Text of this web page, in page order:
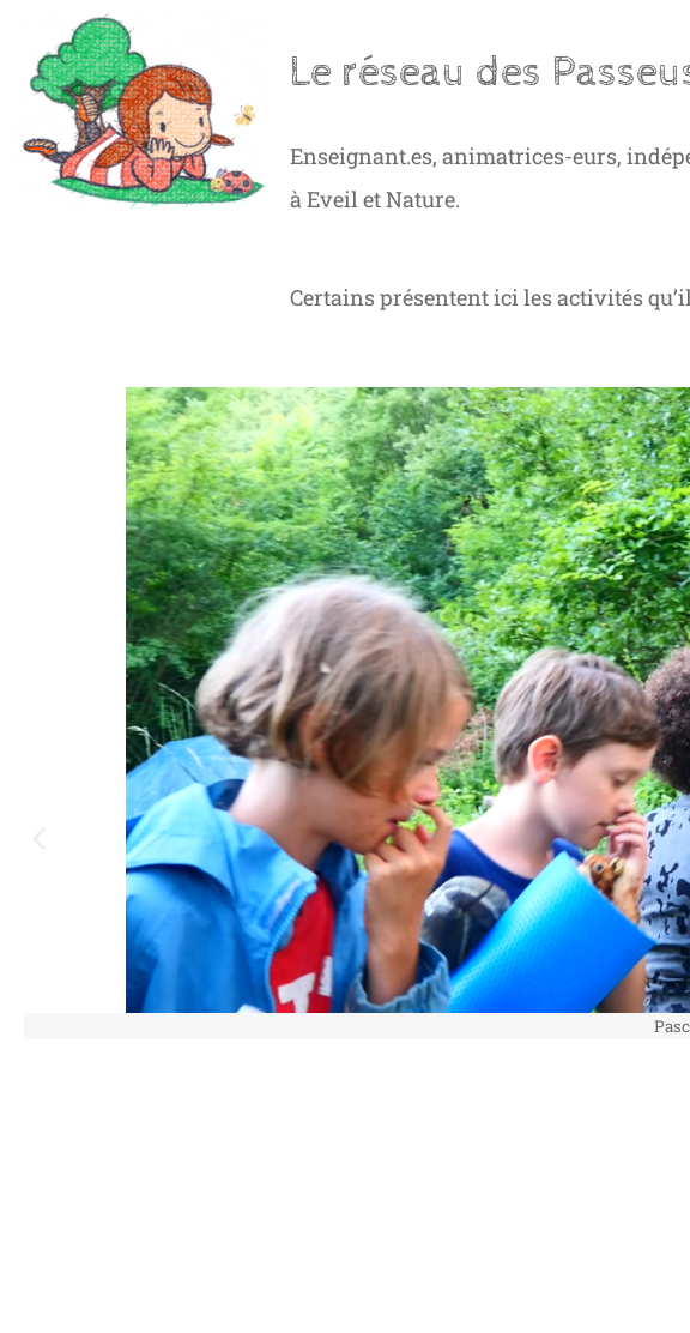
Le réseau des
Enseignant.es, animatrices-eurs,
à Eveil et Nature.
Certains présentent ici les activités